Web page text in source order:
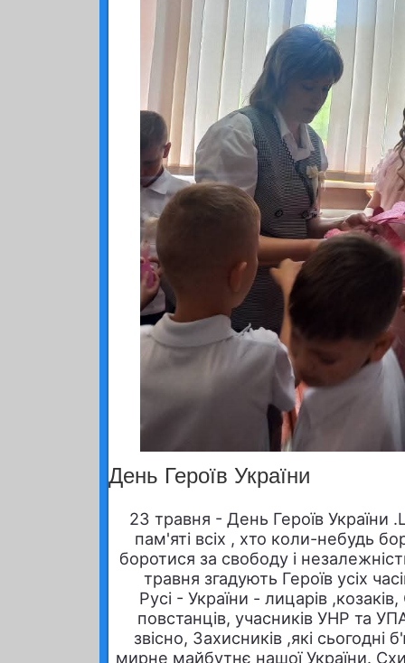
День Героїв України
23 травня - День Героїв України
пам'яті всіх , хто коли-небудь
боротися за свободу і
травня згадують Героїв усіх
Русі - України - лицарів ,козаків,
повстанців, учасників УНР та
звісно, Захисників ,які сьогодні
мирне майбутнє нашої України.